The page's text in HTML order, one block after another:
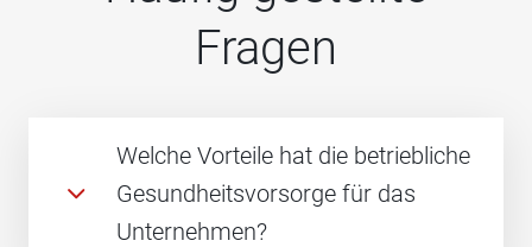
Fragen
Welche Vorteile hat die betriebliche
Gesundheitsvorsorge für das
Unternehmen?